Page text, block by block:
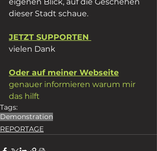
dieser Stadt schaue.
JETZT SUPPORTEN
vielen Dank
Oder auf meiner Webseite
genauer informieren warum mir
das hilft
Tags:
Demonstration
REPORTAGE